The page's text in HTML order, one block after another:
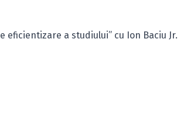
eficientizare a studiului” cu Ion Baciu Jr.